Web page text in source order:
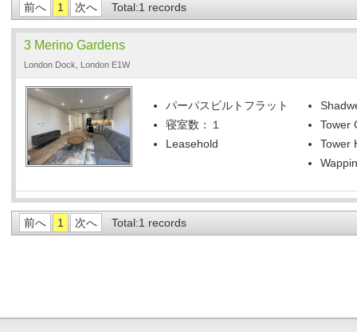
前へ 1 次へ Total:1 records
3 Merino Gardens
London Dock, London E1W
パーパスビルトフラット
寝室数：１
Leasehold
Tower
Tower
前へ 1 次へ Total:1 records